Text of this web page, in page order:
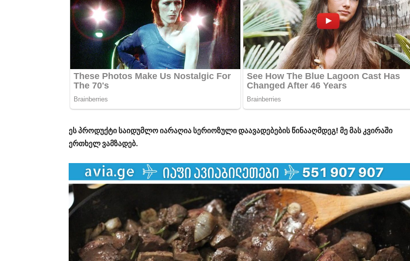
ეს პროდუქტი საიდუმლო იარაღია სერიოზული დაავადებების წინააღმდეგ! მე მას კვირაში
ერთხელ ვამზადებ.